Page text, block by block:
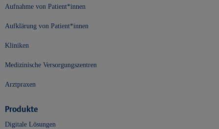
Aufnahme von Patient*innen
Aufklärung von Patient*innen
Kliniken
Medizinische Versorgungszentren
Arztpraxen
Produkte
Digitale Lösungen